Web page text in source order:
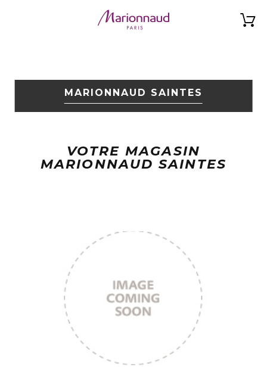
MARIONNAUD SAINTES
VOTRE MAGASIN
MARIONNAUD SAINTES